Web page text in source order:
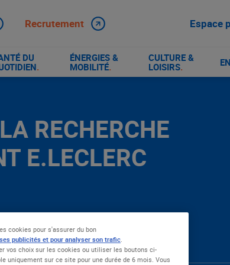
Recrutement Espace
DU
.
ÉNERGIES &
MOBILITÉ.
CULTURE &
LOISIRS.
RECHERCHE
E.LECLERC
cookies pour s'assurer du bon
publicités et pour analyser son trafic.
vos choix sur les cookies ou utiliser les boutons ci-
uniquement sur ce site pour une durée de 6 mois. Vous